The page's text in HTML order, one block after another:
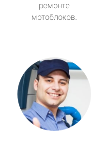
ремонте
мотоблоков.